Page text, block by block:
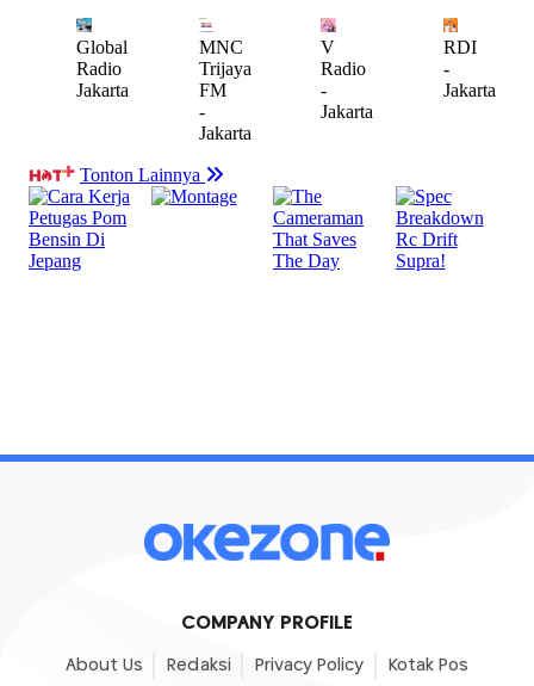
COMPANY PROFILE
About Us Redaksi Privacy Policy Kotak Pos